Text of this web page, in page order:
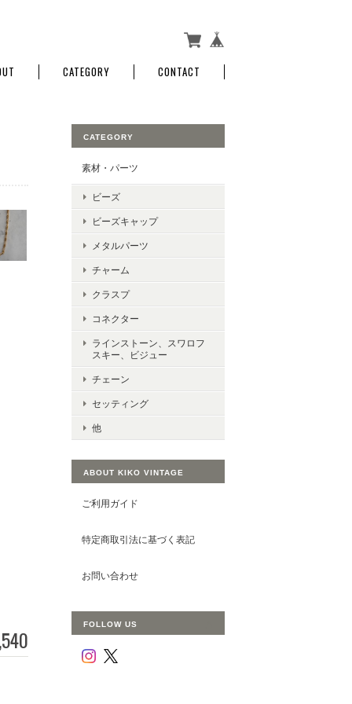
CATEGORY CONTACT
CATEGORY
素材・パーツ
ビーズ
ビーズキャップ
メタルパーツ
チャーム
クラスプ
コネクター
ラインストーン、スワロフ
スキー、ビジュー
チェーン
セッティング
他
ABOUT KIKO VINTAGE
ご利用ガイド
特定商取引法に基づく表記
お問い合わせ
FOLLOW US